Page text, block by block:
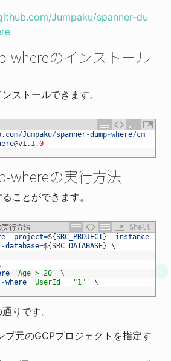
Jumpaku/spanner-du
whereのインストール
ストールできます。
. com/Jumpaku/spanner-dump-where/cm
@v1. 1.0
whereの実行方法
ことができます。
行方法
Shell
-project=${SRC_PROJECT} -instance
-database=${SRC_DATABASE} \
= 'Age > 20'
\
-where= 'UserId = "1"'
\
りです。
元のGCPプロジェクトを指定す